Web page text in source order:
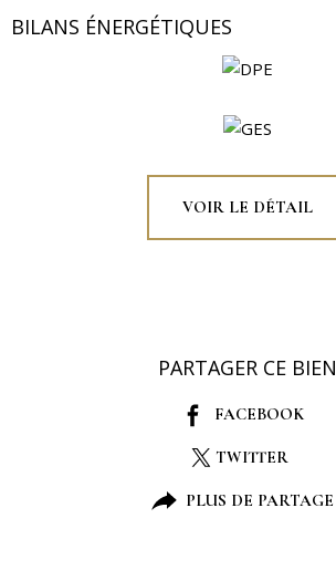
BILANS ÉNERGÉTIQUES
VOIR LE DÉTAIL
PARTAGER CE BIEN
FACEBOOK
TWITTER
PLUS DE PARTAGE